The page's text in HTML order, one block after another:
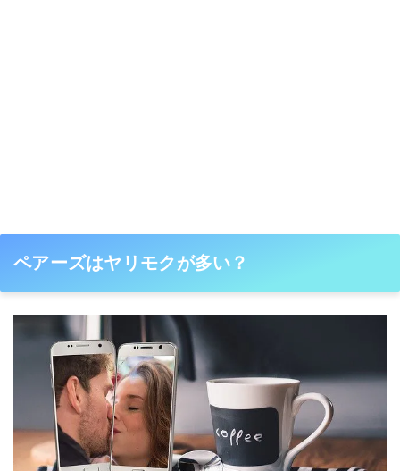
ペアーズはヤリモクが多い？